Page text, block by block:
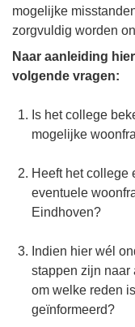
mogelijke
zorgvuldig worden
Naar aanleiding
volgende vragen:
Is het college
mogelijke
Heeft het college
eventuele
Eindhoven?
Indien hier wél
stappen zijn naar
om welke reden
geïnformeerd?